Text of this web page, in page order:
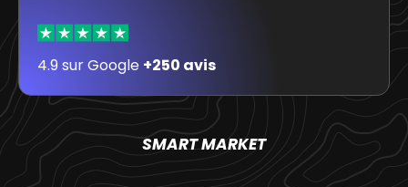
4.9 sur Google +250 avis
SMART MARKET